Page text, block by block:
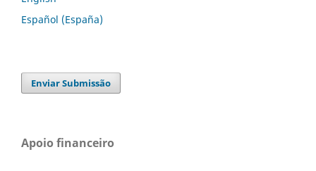
Español (España)
Enviar Submissão
Apoio financeiro